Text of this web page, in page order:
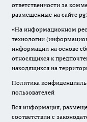
ответственности за
размещенные на сайте
«На информационном
технологии
информации на основе
относящихся к
находящихся на
Политика
пользователей
Вся информация,
соответствии с